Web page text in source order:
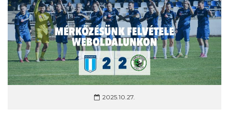
2025.10.27.